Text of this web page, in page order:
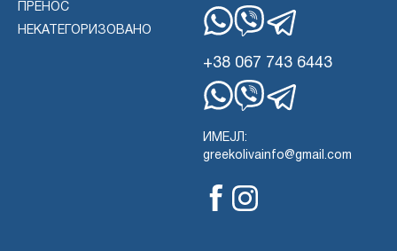
ПРЕНОС
НЕКАТЕГОРИЗОВАНО
+38 067 743 6443
ИМЕЈЛ:
greekolivainfo@gmail.com